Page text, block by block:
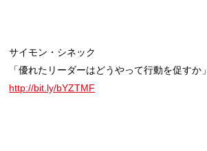
サイモン・シネック
「優れたリーダーはどうやって行動を促すか」
http://bit.ly/bYZTMF